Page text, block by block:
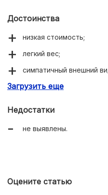
Достоинства
низкая стоимость;
легкий вес;
симпатичный внешний
простота ухода;
Загрузить еще
Недостатки
не выявлены.
Оцените статью